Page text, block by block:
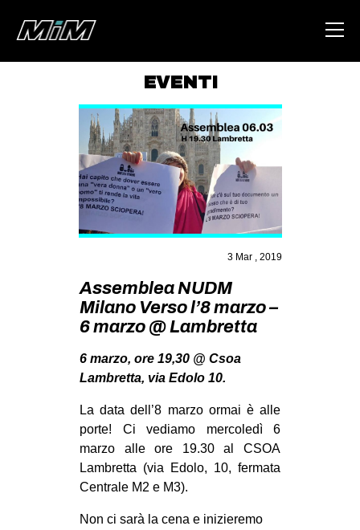
ABOUT
AREA
DEGENERAZIONE
GAZA FREESTYLE
CSOA LAMBRETTA
MSM
STUDENTI TSUNAMI
ZAM
MILANO
SPAZI
SPORT POPOLARE
MOVIMENTI
AMBIENTE
EVENTI
3 Mar , 2019
Assemblea NUDM
Milano Verso l’8 marzo –
6 marzo @ Lambretta
6 marzo, ore 19,30 @ Csoa
Lambretta, via Edolo 10.
La data dell’8 marzo ormai è alle
porte! Ci vediamo mercoledì 6
marzo alle ore 19.30 al CSOA
Lambretta (via Edolo, 10, fermata
Centrale M2 e M3).
Non ci sarà la cena e inizieremo